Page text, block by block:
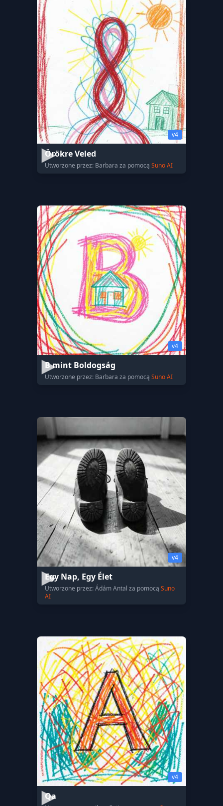
v4
Örökre Veled
Utworzone przez: Barbara za pomocą Suno AI
v4
B mint Boldogság
Utworzone przez: Barbara za pomocą Suno AI
v4
Egy Nap, Egy Élet
Utworzone przez: Ádám Antal za pomocą Suno
AI
v4
Qa